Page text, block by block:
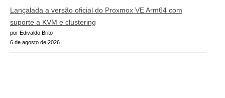
Lançalada a versão oficial do Proxmox VE Arm64 com
suporte a KVM e clustering
por Edivaldo Brito
6 de agosto de 2026